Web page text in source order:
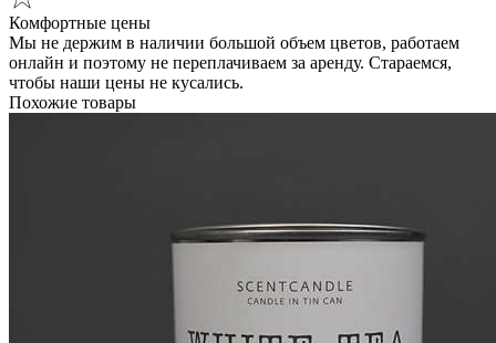
Комфортные цены
Мы не держим в наличии большой объем цветов, работаем
онлайн и поэтому не переплачиваем за аренду. Стараемся,
чтобы наши цены не кусались.
Похожие товары